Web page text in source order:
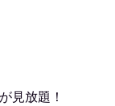
見放題！